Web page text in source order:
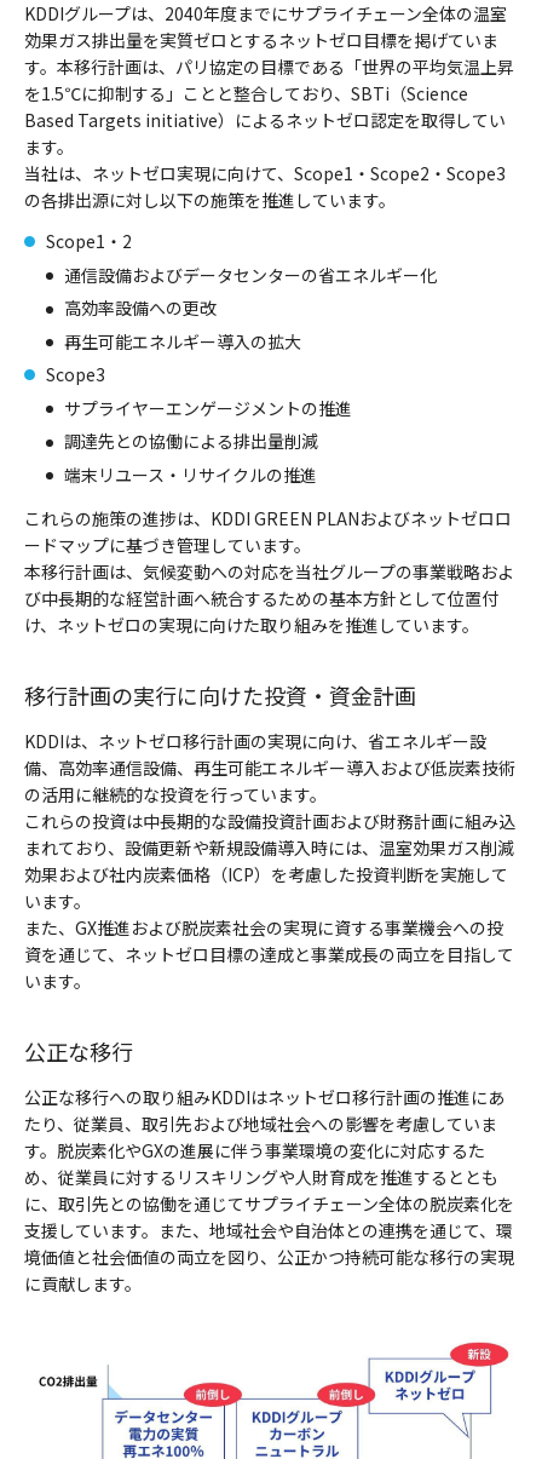
KDDIグループは、2040年度までにサプライチェーン全体の温室
効果ガス排出量を実質ゼロとするネットゼロ目標を掲げていま
す。本移行計画は、パリ協定の目標である「世界の平均気温上昇
を1.5℃に抑制する」ことと整合しており、SBTi（Science
Based Targets initiative）によるネットゼロ認定を取得してい
ます。
当社は、ネットゼロ実現に向けて、Scope1・Scope2・Scope3
の各排出源に対し以下の施策を推進しています。
Scope1・2
通信設備およびデータセンターの省エネルギー化
高効率設備への更改
再生可能エネルギー導入の拡大
Scope3
サプライヤーエンゲージメントの推進
調達先との協働による排出量削減
端末リユース・リサイクルの推進
これらの施策の進捗は、KDDI GREEN PLANおよびネットゼロロ
ードマップに基づき管理しています。
本移行計画は、気候変動への対応を当社グループの事業戦略およ
び中長期的な経営計画へ統合するための基本方針として位置付
け、ネットゼロの実現に向けた取り組みを推進しています。
移行計画の実行に向けた投資・資金計画
KDDIは、ネットゼロ移行計画の実現に向け、省エネルギー設
備、高効率通信設備、再生可能エネルギー導入および低炭素技術
の活用に継続的な投資を行っています。
これらの投資は中長期的な設備投資計画および財務計画に組み込
まれており、設備更新や新規設備導入時には、温室効果ガス削減
効果および社内炭素価格（ICP）を考慮した投資判断を実施して
います。
また、GX推進および脱炭素社会の実現に資する事業機会への投
資を通じて、ネットゼロ目標の達成と事業成長の両立を目指して
います。
公正な移行
公正な移行への取り組みKDDIはネットゼロ移行計画の推進にあ
たり、従業員、取引先および地域社会への影響を考慮していま
す。脱炭素化やGXの進展に伴う事業環境の変化に対応するた
め、従業員に対するリスキリングや人財育成を推進するととも
に、取引先との協働を通じてサプライチェーン全体の脱炭素化を
支援しています。また、地域社会や自治体との連携を通じて、環
境価値と社会価値の両立を図り、公正かつ持続可能な移行の実現
に貢献します。